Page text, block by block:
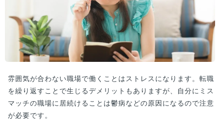
雰囲気が合わない職場で働くことはストレスになります。転職
を繰り返すことで生じるデメリットもありますが、自分にミス
マッチの職場に居続けることは鬱病などの原因になるので注意
が必要です。